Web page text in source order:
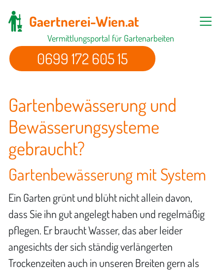
Gaertnerei-Wien.at
Vermittlungsportal für Gartenarbeiten
0699 172 605 15
Gartenbewässerung und
Bewässerungsysteme
gebraucht?
Gartenbewässerung mit System
Ein Garten grünt und blüht nicht allein davon,
dass Sie ihn gut angelegt haben und regelmäßig
pflegen. Er braucht Wasser, das aber leider
angesichts der sich ständig verlängerten
Trockenzeiten auch in unseren Breiten gern als